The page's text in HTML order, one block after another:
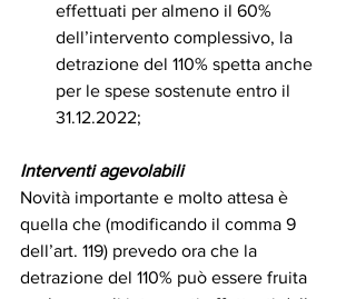
effettuati per almeno il 60%
dell’intervento complessivo, la
detrazione del 110% spetta anche
per le spese sostenute entro il
31.12.2022;
Interventi agevolabili
Novità importante e molto attesa è
quella che (modificando il comma 9
dell’art. 119) prevedo ora che la
detrazione del 110% può essere fruita